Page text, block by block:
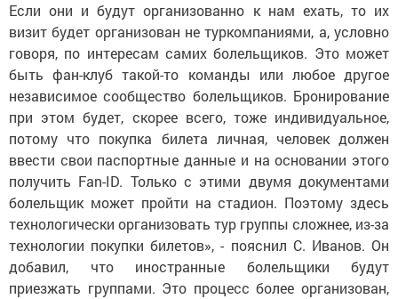
Если они и будут организованно к нам ехать, то их
визит будет организован не туркомпаниями, а, условно
говоря, по интересам самих болельщиков. Это может
быть фан-клуб такой-то команды или любое другое
независимое сообщество болельщиков. Бронирование
при этом будет, скорее всего, тоже индивидуальное,
потому что покупка билета личная, человек должен
ввести свои паспортные данные и на основании этого
получить Fan-ID. Только с этими двумя документами
болельщик может пройти на стадион. Поэтому здесь
технологически организовать тур группы сложнее, из-за
технологии покупки билетов», - пояснил С. Иванов. Он
добавил, что иностранные болельщики будут
приезжать группами. Это процесс более организован,